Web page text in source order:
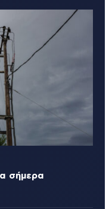
σήμερα